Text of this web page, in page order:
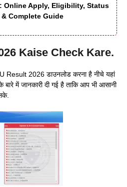
Online Apply, Eligibility, Status
Complete Guide
Kaise Check Kare.
2026 डाउनलोड करना है नीचे यहां
में जानकारी दी गई है ताकि आप भी आसानी